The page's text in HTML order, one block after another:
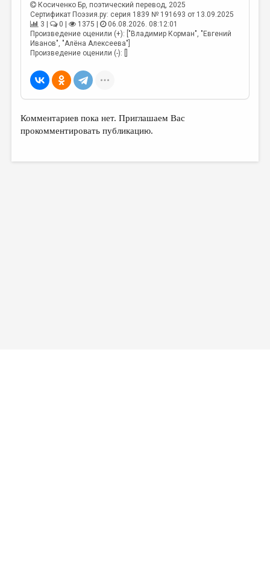
Косиченко Бр, поэтический перевод, 2025
Сертификат Поэзия.ру: серия 1839 № 191693 от 13.09.2025
3 |
0 | 1375 |
06.08.2026. 08:12:01
Произведение оценили (+): ["Владимир Корман", "Евгений
Иванов", "Алёна Алексеева"]
Произведение оценили (-): []
Комментариев пока нет. Приглашаем Вас
прокомментировать публикацию.